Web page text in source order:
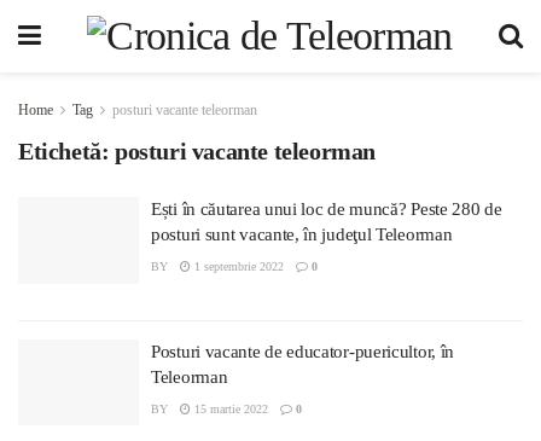
Home Tag posturi vacante teleorman
Etichetă: posturi vacante teleorman
Ești în căutarea unui loc de muncă? Peste 280 de
posturi sunt vacante, în judeţul Teleorman
BY 1 septembrie 2022 0
Posturi vacante de educator-puericultor, în
Teleorman
BY 15 martie 2022 0